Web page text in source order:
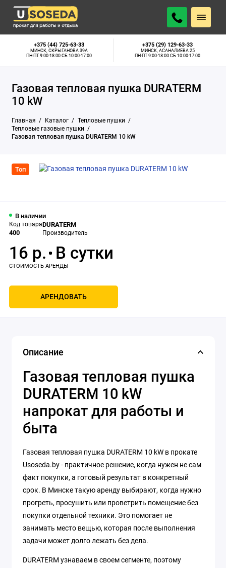
+375 (44) 725-63-33
МИНСК, СКРЫГАНОВА 39А
ПН-ПТ 9:00-18:00 СБ 10:00-17:00
+375 (29) 129-63-33
МИНСК, АСАНАЛИЕВА 25
ПН-ПТ 9:00-18:00 СБ 10:00-17:00
Газовая тепловая пушка DURATERM
10 kW
Главная Каталог
Тепловые пушки
Тепловые газовые пушки
Газовая тепловая пушка DURATERM 10 kW
Топ
В наличии
Код товара
400
DURATERM
Производитель
16 р.
АРЕНДОВАТЬ
Описание
Газовая тепловая пушка
DURATERM 10 kW
напрокат для работы и
быта
Газовая тепловая пушка DURATERM 10 kW в прокате
Usoseda.by - практичное решение, когда нужен не сам
факт покупки, а готовый результат в конкретный
срок. В Минске такую аренду выбирают, когда нужно
прогреть, просушить или проветрить помещение без
покупки отдельной техники. Это помогает не
занимать место вещью, которая после выполнения
задачи может долго лежать без дела.
DURATERM узнаваем в своем сегменте, поэтому
В наличии
В СУТКИ